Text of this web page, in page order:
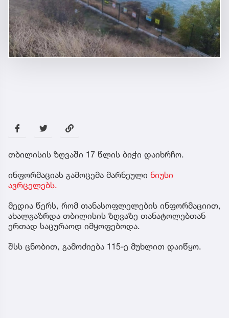
თბილისის ზღვაში 17 წლის ბიჭი დაიხრჩო.
ინფორმაციას გამოცემა მარნეული ნიუსი
ავრცელებს.
მედია წერს, რომ თანასოფლელების ინფორმაციით,
ახალგაზრდა თბილისის ზღვაზე თანატოლებთან
ერთად საცურაოდ იმყოფებოდა.
შსს ცნობით, გამოძიება 115-ე მუხლით დაიწყო.